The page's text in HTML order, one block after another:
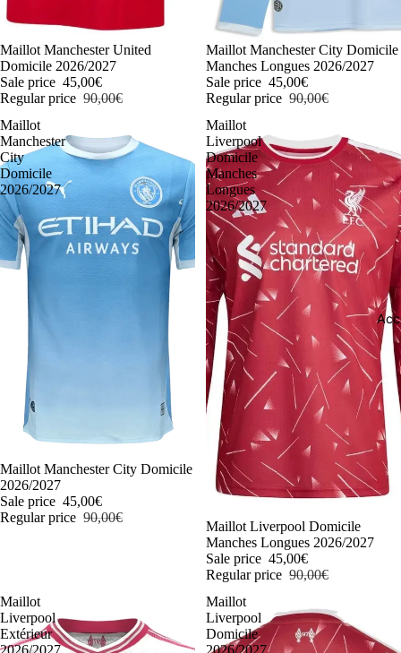
-50%
Maillot Manchester United
Domicile 2026/2027
Sale price 45,00€
Regular price 90,00€
-50%
Maillot Manchester City Domicile
Manches Longues 2026/2027
Sale price 45,00€
Regular price 90,00€
Maillot
Manchester
City
Domicile
2026/2027
-50%
Maillot Manchester City Domicile
2026/2027
Sale price 45,00€
Regular price 90,00€
Maillot
Liverpool
Domicile
Manches
Longues
2026/2027
-50%
Maillot Liverpool Domicile
Manches Longues 2026/2027
Sale price 45,00€
Regular price 90,00€
Maillot
Liverpool
Extérieur
2026/2027
Maillot
Liverpool
Domicile
2026/2027